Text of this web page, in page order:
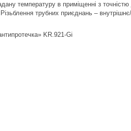
температуру в приміщенні з
трубних приєднань –